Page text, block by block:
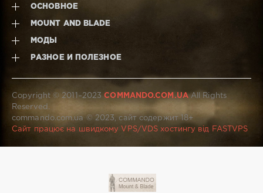
ОСНОВНОЕ
MOUNT AND BLADE
МОДЫ
РАЗНОЕ И ПОЛЕЗНОЕ
Copyright © 2011–2023COMMANDO.COM.UAAll Rights
Reserved.
commando.com.ua © 2023, сайт содержит 18+
Сайт працює на швидкому VPS/VDS хостингу від FASTVPS